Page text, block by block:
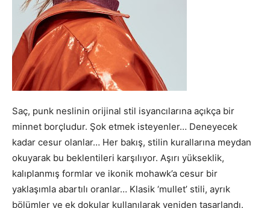
Saç, punk neslinin orijinal stil isyancılarına açıkça bir
minnet borçludur. Şok etmek isteyenler… Deneyecek
kadar cesur olanlar… Her bakış, stilin kurallarına meydan
okuyarak bu beklentileri karşılıyor. Aşırı yükseklik,
kalıplanmış formlar ve ikonik mohawk’a cesur bir
yaklaşımla abartılı oranlar… Klasik ‘mullet’ stili, ayrık
bölümler ve ek dokular kullanılarak yeniden tasarlandı.